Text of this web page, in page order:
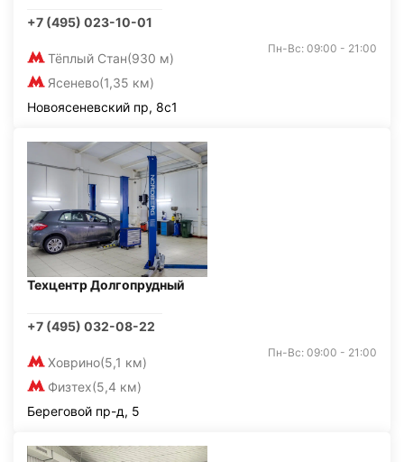
+7 (495) 023-10-01
Тёплый Стан(930 м)
Ясенево(1,35 км)
Пн-Вс: 09:00 - 21:00
Новоясеневский пр, 8с1
Техцентр Долгопрудный
+7 (495) 032-08-22
Ховрино(5,1 км)
Физтех(5,4 км)
Пн-Вс: 09:00 - 21:00
Береговой пр-д, 5